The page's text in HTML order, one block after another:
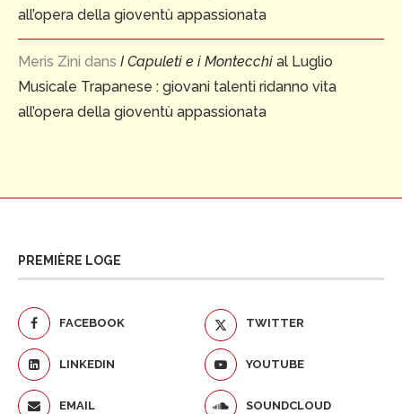
all’opera della gioventù appassionata
Meris Zini dans I Capuleti e i Montecchi al Luglio
Musicale Trapanese : giovani talenti ridanno vita
all’opera della gioventù appassionata
PREMIÈRE LOGE
FACEBOOK TWITTER
LINKEDIN YOUTUBE
EMAIL SOUNDCLOUD